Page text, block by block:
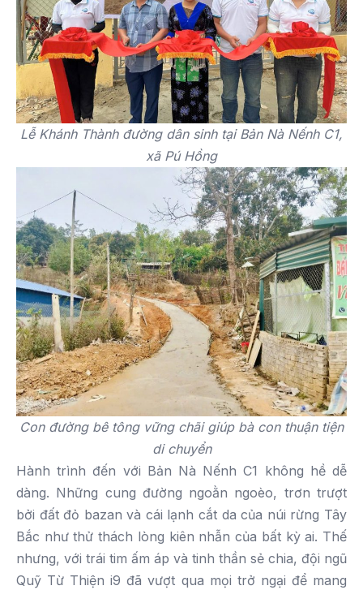
Lễ Khánh Thành đường dân sinh tại Bản Nà Nếnh C1,
xã Pú Hồng
Con đường bê tông vững chãi giúp bà con thuận tiện
di chuyển
Hành trình đến với Bản Nà Nếnh C1 không hề dễ
dàng. Những cung đường ngoằn ngoèo, trơn trượt
bởi đất đỏ bazan và cái lạnh cắt da của núi rừng Tây
Bắc như thử thách lòng kiên nhẫn của bất kỳ ai. Thế
nhưng, với trái tim ấm áp và tinh thần sẻ chia, đội ngũ
Quỹ Từ Thiện i9 đã vượt qua mọi trở ngại để mang